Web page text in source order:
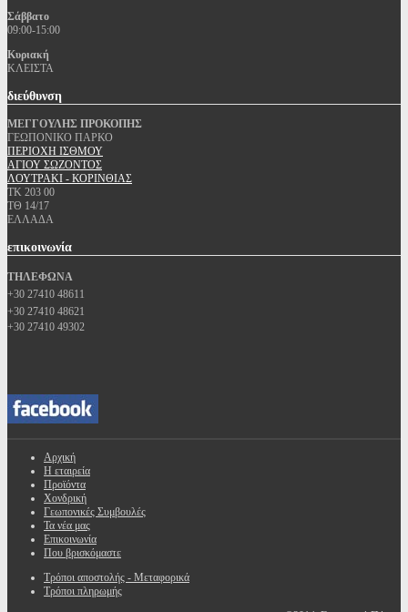
Σάββατο
09:00-15:00
Κυριακή
ΚΛΕΙΣΤΑ
διεύθυνση
ΜΕΓΓΟΥΛΗΣ ΠΡΟΚΟΠΗΣ
ΓΕΩΠΟΝΙΚΟ ΠΑΡΚΟ
ΠΕΡΙΟΧΗ ΙΣΘΜΟΥ
ΑΓΙΟΥ ΣΩΖΟΝΤΟΣ
ΛΟΥΤΡΑΚΙ - ΚΟΡΙΝΘΙΑΣ
ΤΚ 203 00
ΤΘ 14/17
ΕΛΛΑΔΑ
επικοινωνία
ΤΗΛΕΦΩΝΑ
+30 27410 48611
+30 27410 48621
+30 27410 49302
Αρχική
Η εταιρεία
Προϊόντα
Χονδρική
Γεωπονικές Συμβουλές
Τα νέα μας
Επικοινωνία
Που βρισκόμαστε
Τρόποι αποστολής - Μεταφορικά
Τρόποι πληρωμής